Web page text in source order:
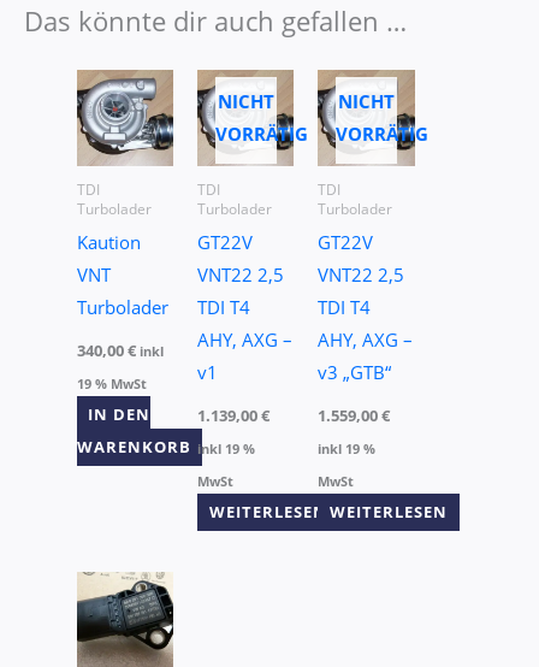
Das könnte dir auch gefallen …
TDI
Turbolader
Kaution
VNT
Turbolader
340,00€ inkl
19 % MwSt
IN DEN
WARENKORB
NICHT
VORRÄTIG
TDI
Turbolader
GT22V
VNT22 2,5
TDI T4
AHY, AXG –
v1
1.139,00€
inkl 19 %
MwSt
WEITERLESEN
NICHT
VORRÄTIG
TDI
Turbolader
GT22V
VNT22 2,5
TDI T4
AHY, AXG –
v3 „GTB“
1.559,00€
inkl 19 %
MwSt
WEITERLESEN